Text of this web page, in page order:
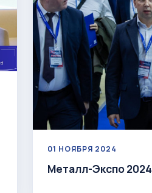
01 НОЯБРЯ 2024
Металл-Экспо 2024